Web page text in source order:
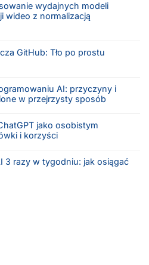
wydajnych modeli
wideo z normalizacją
GitHub: Tło po prostu
AI: przyczyny i
w przejrzysty sposób
jako osobistym
i korzyści
3 razy w tygodniu: jak osiągać